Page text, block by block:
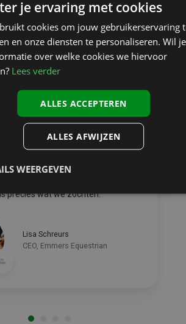
zeggen over onze
we die alleen aan Tilroy
precies wat we zochten.”
Lisa Schreurs
CEO, Emmers Equestrian
je ervaring met cookies
cookies om jouw gebruikerservaring
en onze diensten te personaliseren. Wil je
over welke cookies we hiervoor
Lees verder
ALLES ACCEPTEREN
ALLES AFWIJZEN
WEERGEVEN